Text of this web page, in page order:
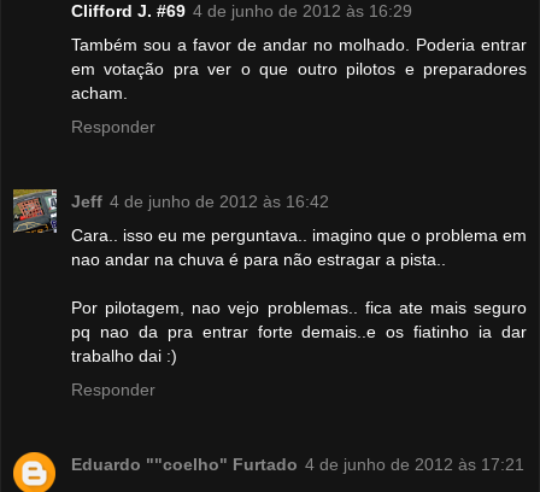
Clifford J. #69 4 de junho de 2012 às 16:29
Também sou a favor de andar no molhado. Poderia entrar
em votação pra ver o que outro pilotos e preparadores
acham.
Responder
Jeff 4 de junho de 2012 às 16:42
Cara.. isso eu me perguntava.. imagino que o problema em
nao andar na chuva é para não estragar a pista..
Por pilotagem, nao vejo problemas.. fica ate mais seguro
pq nao da pra entrar forte demais..e os fiatinho ia dar
trabalho dai :)
Responder
Eduardo ""coelho" Furtado 4 de junho de 2012 às 17:21